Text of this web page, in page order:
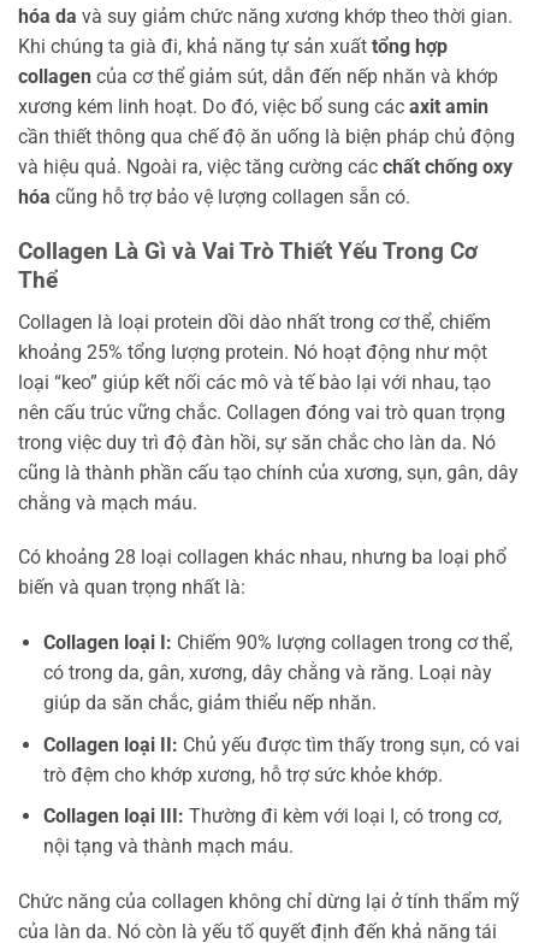
hóa da và suy giảm chức năng xương khớp theo thời gian.
Khi chúng ta già đi, khả năng tự sản xuất tổng hợp
collagen của cơ thể giảm sút, dẫn đến nếp nhăn và khớp
xương kém linh hoạt. Do đó, việc bổ sung các axit amin
cần thiết thông qua chế độ ăn uống là biện pháp chủ động
và hiệu quả. Ngoài ra, việc tăng cường các chất chống oxy
hóa cũng hỗ trợ bảo vệ lượng collagen sẵn có.
Collagen Là Gì và Vai Trò Thiết Yếu Trong Cơ
Thể
Collagen là loại protein dồi dào nhất trong cơ thể, chiếm
khoảng 25% tổng lượng protein. Nó hoạt động như một
loại “keo” giúp kết nối các mô và tế bào lại với nhau, tạo
nên cấu trúc vững chắc. Collagen đóng vai trò quan trọng
trong việc duy trì độ đàn hồi, sự săn chắc cho làn da. Nó
cũng là thành phần cấu tạo chính của xương, sụn, gân, dây
chằng và mạch máu.
Có khoảng 28 loại collagen khác nhau, nhưng ba loại phổ
biến và quan trọng nhất là:
Collagen loại I: Chiếm 90% lượng collagen trong cơ thể,
có trong da, gân, xương, dây chằng và răng. Loại này
giúp da săn chắc, giảm thiểu nếp nhăn.
Collagen loại II: Chủ yếu được tìm thấy trong sụn, có vai
trò đệm cho khớp xương, hỗ trợ sức khỏe khớp.
Collagen loại III: Thường đi kèm với loại I, có trong cơ,
nội tạng và thành mạch máu.
Chức năng của collagen không chỉ dừng lại ở tính thẩm mỹ
của làn da. Nó còn là yếu tố quyết định đến khả năng tái